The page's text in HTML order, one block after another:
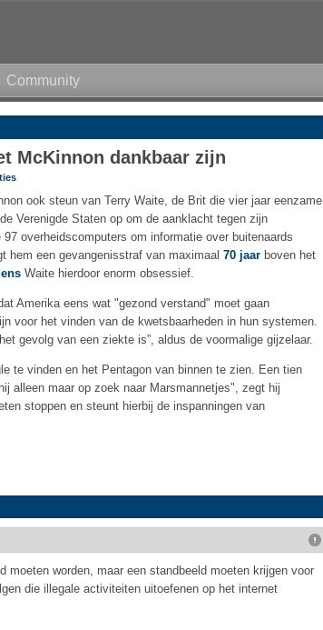
Community
McKinnon dankbaar zijn
ook steun van Terry Waite, de Brit die vier jaar eenzame
Verenigde Staten op om de aanklacht tegen zijn
overheidscomputers om informatie over buitenaards
hem een gevangenisstraf van maximaal 70 jaar boven het
Waite hierdoor enorm obsessief.
Amerika eens wat "gezond verstand" moet gaan
voor het vinden van de kwetsbaarheden in hun systemen.
gevolg van een ziekte is”, aldus de voormalige gijzelaar.
te vinden en het Pentagon van binnen te zien. Een tien
alleen maar op zoek naar Marsmannetjes", zegt hij
stoppen en steunt hierbij de inspanningen van
worden, maar een standbeeld moeten krijgen voor
die illegale activiteiten uitoefenen op het internet